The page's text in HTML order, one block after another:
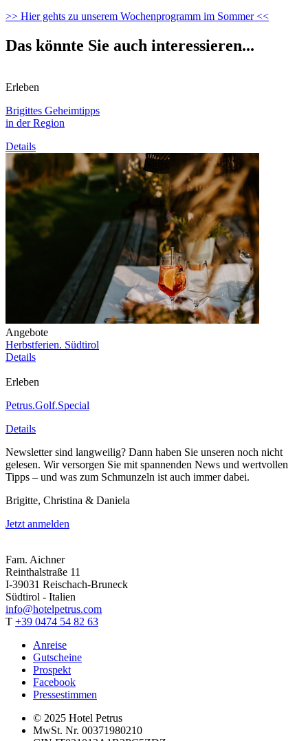
>> Hier gehts zu unserem Wochenprogramm im Sommer <<
Das könnte Sie auch interessieren...
Erleben
Brigittes Geheimtipps
in der Region
Details
Angebote
Herbstferien. Südtirol
Details
Erleben
Petrus.Golf.Special
Details
Newsletter sind langweilig? Dann haben Sie unseren noch nicht
gelesen. Wir versorgen Sie mit spannenden News und wertvollen
Tipps – und was zum Schmunzeln ist auch immer dabei.
Brigitte, Christina & Daniela
Jetzt anmelden
Fam. Aichner
Reinthalstraße 11
I-39031 Reischach-Bruneck
Südtirol - Italien
info@hotelpetrus.com
T +39 0474 54 82 63
Anreise
Gutscheine
Prospekt
Facebook
Pressestimmen
© 2025 Hotel Petrus
MwSt. Nr. 00371980210